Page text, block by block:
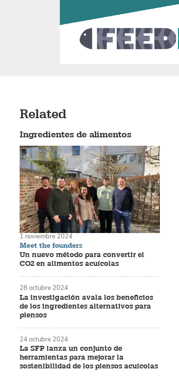
Related
Ingredientes de alimentos
Meet the founders
Un nuevo método para convertir el
CO2 en alimentos acuícolas
1 noviembre 2024
La investigación avala los beneficios
de los ingredientes alternativos para
piensos
28 octubre 2024
La SFP lanza un conjunto de
herramientas para mejorar la
sostenibilidad de los piensos acuícolas
24 octubre 2024